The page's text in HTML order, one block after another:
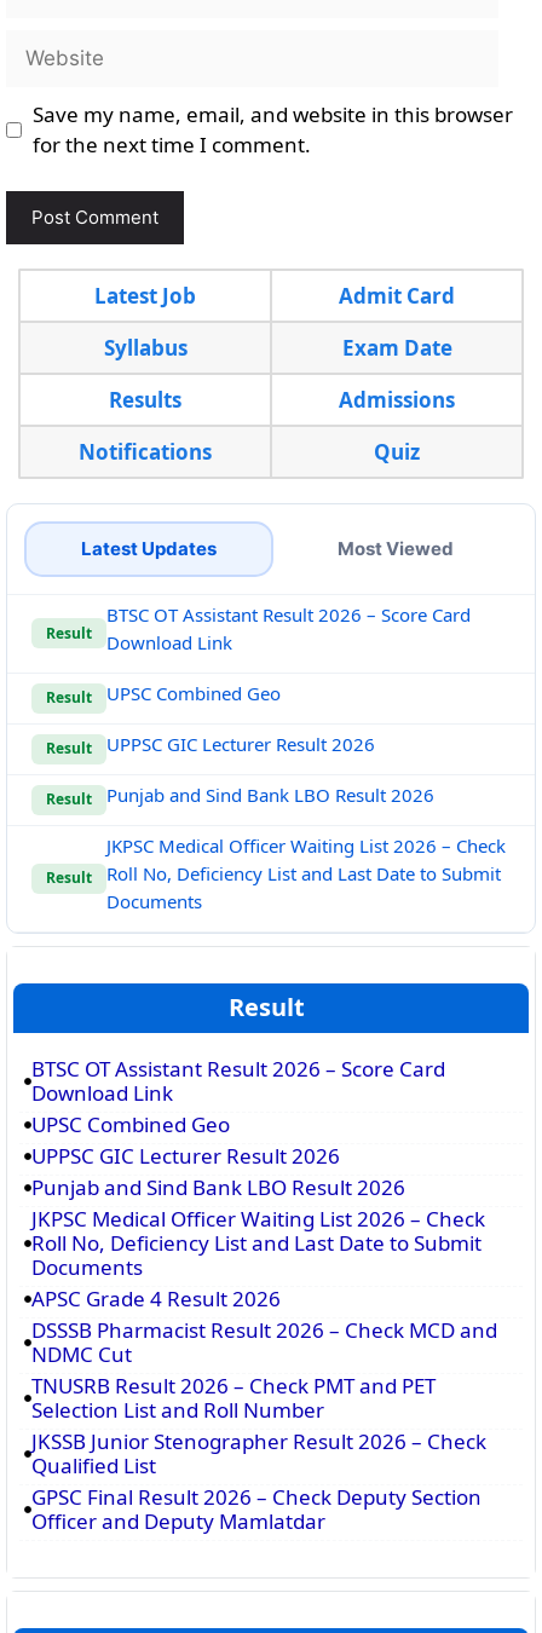
Website
Save my name, email, and website in this browser
for the next time I comment.
Latest Job
Admit Card
Syllabus
Exam Date
Results
Admissions
Notifications
Quiz
Latest Updates Most Viewed
Result
BTSC OT Assistant Result 2026 – Score Card
Download Link
Result UPSC Combined Geo
Result UPPSC GIC Lecturer Result 2026
Result Punjab and Sind Bank LBO Result 2026
Result
JKPSC Medical Officer Waiting List 2026 – Check
Roll No, Deficiency List and Last Date to Submit
Documents
Result
BTSC OT Assistant Result 2026 – Score Card
Download Link
UPSC Combined Geo
UPPSC GIC Lecturer Result 2026
Punjab and Sind Bank LBO Result 2026
JKPSC Medical Officer Waiting List 2026 – Check
Roll No, Deficiency List and Last Date to Submit
Documents
APSC Grade 4 Result 2026
DSSSB Pharmacist Result 2026 – Check MCD and
NDMC Cut
TNUSRB Result 2026 – Check PMT and PET
Selection List and Roll Number
JKSSB Junior Stenographer Result 2026 – Check
Qualified List
GPSC Final Result 2026 – Check Deputy Section
Officer and Deputy Mamlatdar